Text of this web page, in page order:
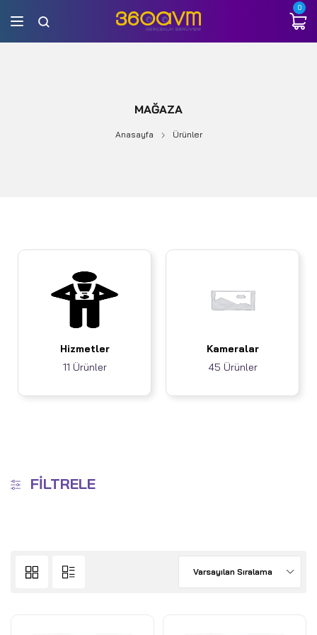
0
MAĞAZA
Anasayfa Ürünler
Hizmetler
11 Ürünler
Kameralar
45 Ürünler
FILTRELE
Varsayılan Sıralama